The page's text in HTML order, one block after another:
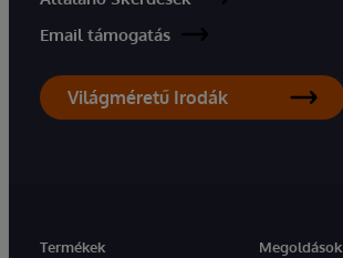
Email támogatás
Világméretű Irodák
Termékek
Megoldások